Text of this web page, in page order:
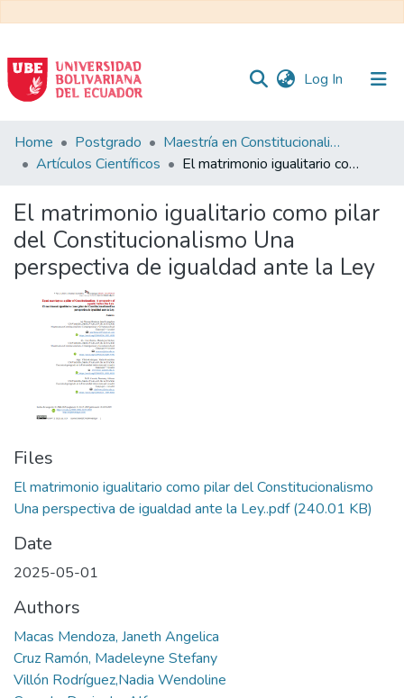
Log In (current)
Communities
&
All of DSpace
Statistics
Home Postgrado
Maestría en Constitucionalismo Contemporáneo y Gobernanza Local
Artículos Científicos
El matrimonio igualitario como pilar del Constitucionalismo Una perspectiva de igualdad ante la Ley
El matrimonio igualitario como pilar
del Constitucionalismo Una
perspectiva de igualdad ante la Ley
Files
El matrimonio igualitario como pilar del Constitucionalismo
Una perspectiva de igualdad ante la Ley..pdf(240.01 KB)
Date
2025-05-01
Authors
Macas Mendoza, Janeth Angelica
Cruz Ramón, Madeleyne Stefany
Villón Rodríguez,Nadia Wendoline